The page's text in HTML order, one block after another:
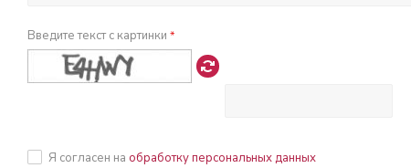
Введите текст с картинки *
Я согласен на обработку персональных данных